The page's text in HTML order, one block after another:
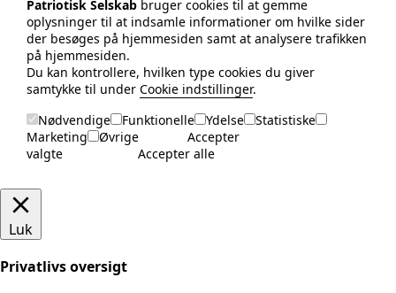
Patriotisk Selskab bruger cookies til at gemme
oplysninger til at indsamle informationer om hvilke sider
der besøges på hjemmesiden samt at analysere trafikken
på hjemmesiden.
Du kan kontrollere, hvilken type cookies du giver
samtykke til under Cookie indstillinger.
Nødvendige
Funktionelle Ydelse
Statistiske
Marketing
Øvrige
Accepter
valgte
Accepter alle
Luk
Privatlivs oversigt